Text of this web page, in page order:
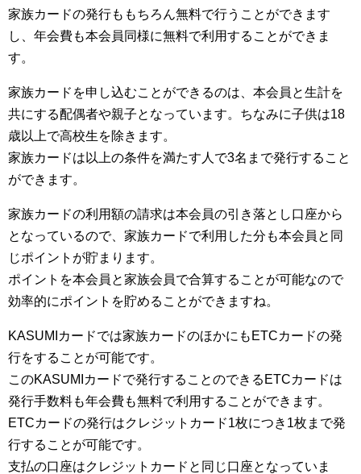
家族カードの発行ももちろん無料で行うことができます
し、年会費も本会員同様に無料で利用することができま
す。
家族カードを申し込むことができるのは、本会員と生計を
共にする配偶者や親子となっています。ちなみに子供は18
歳以上で高校生を除きます。
家族カードは以上の条件を満たす人で3名まで発行すること
ができます。
家族カードの利用額の請求は本会員の引き落とし口座から
となっているので、家族カードで利用した分も本会員と同
じポイントが貯まります。
ポイントを本会員と家族会員で合算することが可能なので
効率的にポイントを貯めることができますね。
KASUMIカードでは家族カードのほかにもETCカードの発
行をすることが可能です。
このKASUMIカードで発行することのできるETCカードは
発行手数料も年会費も無料で利用することができます。
ETCカードの発行はクレジットカード1枚につき1枚まで発
行することが可能です。
支払の口座はクレジットカードと同じ口座となっていま